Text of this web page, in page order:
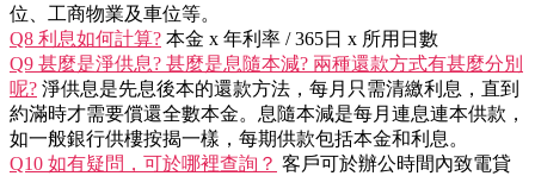
位、工商物業及車位等。
Q8 利息如何計算? 本金 x 年利率 / 365日 x 所用日數
Q9 甚麼是淨供息? 甚麼是息隨本減? 兩種還款方式有甚麼分別
呢? 淨供息是先息後本的還款方法，每月只需清繳利息，直到
約滿時才需要償還全數本金。息隨本減是每月連息連本供款，
如一般銀行供樓按揭一樣，每期供款包括本金和利息。
Q10 如有疑問，可於哪裡查詢？ 客戶可於辦公時間內致電貸